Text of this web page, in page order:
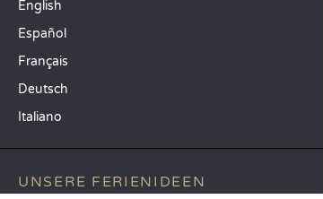
English
Español
Français
Deutsch
Italiano
UNSERE FERIENIDEEN